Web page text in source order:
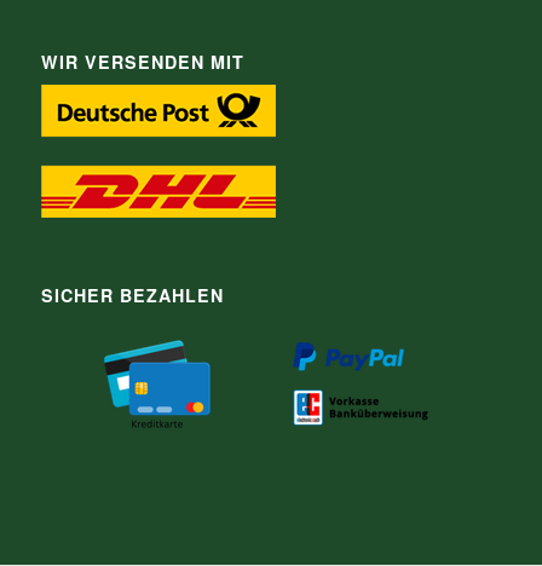
WIR VERSENDEN MIT
SICHER BEZAHLEN